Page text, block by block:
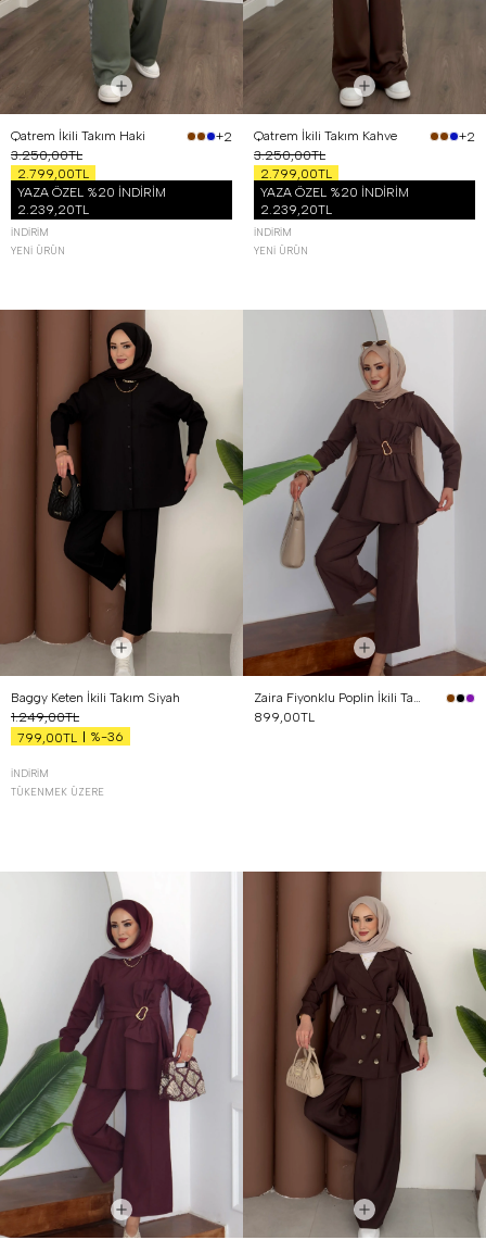
Qatrem İkili Takım Haki
+2
3.250,00TL
2.799,00TL
YAZA ÖZEL %20 İNDİRİM
2.239,20TL
İNDIRIM
YENI ÜRÜN
Qatrem İkili Takım Kahve
+2
3.250,00TL
2.799,00TL
YAZA ÖZEL %20 İNDİRİM
2.239,20TL
İNDIRIM
YENI ÜRÜN
Baggy Keten İkili Takım Siyah
1.249,00TL
799,00TL
%-36
İNDIRIM
TÜKENMEK ÜZERE
Zaira Fiyonklu Poplin İkili Takım Kahverengi
899,00TL